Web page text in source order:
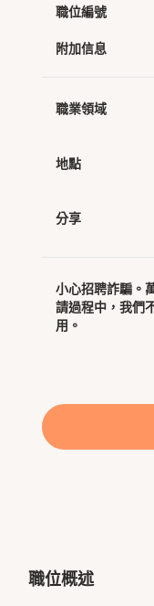
職位概述
職位編號
附加信息
職業領域
地點
分享
小心招聘詐騙。
請過程中，我們
用。